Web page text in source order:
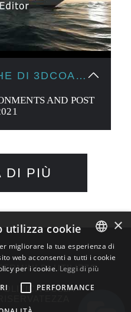
DI 3DCOAT
AND POST
DI PIÙ
DI UTILIZZO
SULLA
ENGLISH
×
utilizza cookie
migliorare la tua esperienza di
web acconsenti a tutti i cookie
per i cookie. Leggi di più
PERFORMANCE